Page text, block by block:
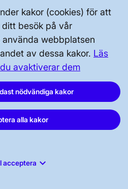
kakor (cookies) för att
besök på vår
webbplatsen
av dessa kakor. Läs
avaktiverar dem
nödvändiga kakor
alla kakor
acceptera keyboard_arrow_down
Box 1200, 172 24